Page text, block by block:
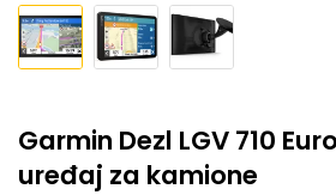
Garmin Dezl LGV 710
uređaj za kamione